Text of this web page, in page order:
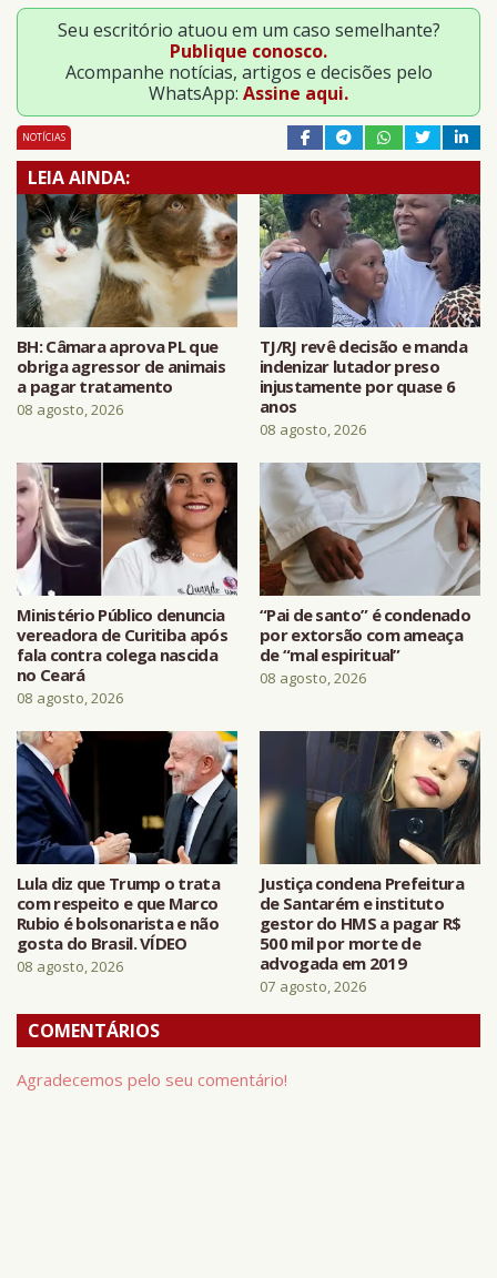
Seu escritório atuou em um caso semelhante?
Publique conosco.
Acompanhe notícias, artigos e decisões pelo
WhatsApp: Assine aqui.
NOTÍCIAS
LEIA AINDA:
BH: Câmara aprova PL que
obriga agressor de animais
a pagar tratamento
08 agosto, 2026
TJ/RJ revê decisão e manda
indenizar lutador preso
injustamente por quase 6
anos
08 agosto, 2026
Ministério Público denuncia
vereadora de Curitiba após
fala contra colega nascida
no Ceará
08 agosto, 2026
“Pai de santo” é condenado
por extorsão com ameaça
de “mal espiritual”
08 agosto, 2026
Lula diz que Trump o trata
com respeito e que Marco
Rubio é bolsonarista e não
gosta do Brasil. VÍDEO
08 agosto, 2026
Justiça condena Prefeitura
de Santarém e instituto
gestor do HMS a pagar R$
500 mil por morte de
advogada em 2019
07 agosto, 2026
COMENTÁRIOS
Agradecemos pelo seu comentário!